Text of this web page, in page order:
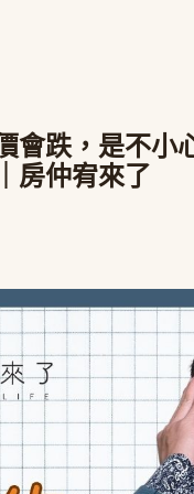
會跌，是不
房仲宥來了